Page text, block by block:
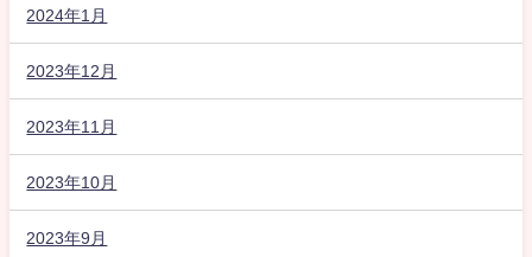
2024年1月
2023年12月
2023年11月
2023年10月
2023年9月